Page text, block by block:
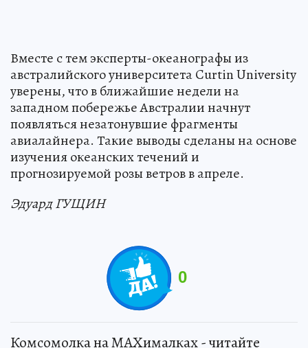
Вместе с тем эксперты-океанографы из
австралийского университета Curtin University
уверены, что в ближайшие недели на
западном побережье Австралии начнут
появляться незатонувшие фрагменты
авиалайнера. Такие выводы сделаны на основе
изучения океанских течений и
прогнозируемой розы ветров в апреле.
Эдуард ГУЩИН
0
Комсомолка на MAXималках - читайте